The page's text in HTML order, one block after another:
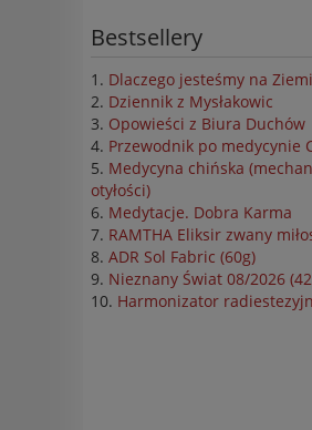
Bestsellery
Dlaczego jesteśmy na
Dziennik z Mysłakowic
Opowieści z Biura Duchów
Przewodnik po medycynie
Medycyna chińska
otyłości)
Medytacje. Dobra Karma
RAMTHA Eliksir zwany
ADR Sol Fabric (60g)
Nieznany Świat 08/2026
Harmonizator